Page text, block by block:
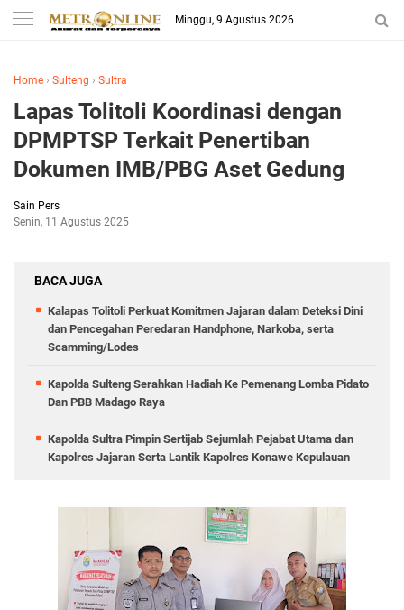
Minggu, 9 Agustus 2026
Home › Sulteng › Sultra
Lapas Tolitoli Koordinasi dengan
DPMPTSP Terkait Penertiban
Dokumen IMB/PBG Aset Gedung
Sain Pers
Senin, 11 Agustus 2025
BACA JUGA
Kalapas Tolitoli Perkuat Komitmen Jajaran dalam Deteksi Dini
dan Pencegahan Peredaran Handphone, Narkoba, serta
Scamming/Lodes
Kapolda Sulteng Serahkan Hadiah Ke Pemenang Lomba Pidato
Dan PBB Madago Raya
Kapolda Sultra Pimpin Sertijab Sejumlah Pejabat Utama dan
Kapolres Jajaran Serta Lantik Kapolres Konawe Kepulauan